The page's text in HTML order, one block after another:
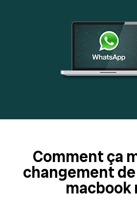
Comment ça
changement
macbook